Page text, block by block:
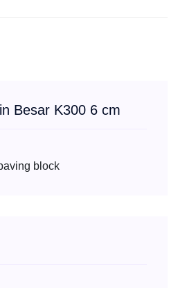
Besar K300 6 cm